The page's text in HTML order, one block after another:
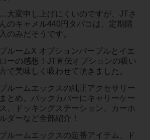
…大変申し上げにくいのですが、JTさ
んのキャメル440円タバコは、定期購
入のみだそうです。
プルームX オプションパープルとイエ
ローの感想！JT直伝オプションの吸い
方で美味しく吸わせて頂きました。
プルームエックスの純正アクセサリー
まとめ。バックカバーにキャリーケー
ス、ドッキングステーション、カーホ
ルダーなど全部紹介！
プルームエックスの定番アイテム、ド